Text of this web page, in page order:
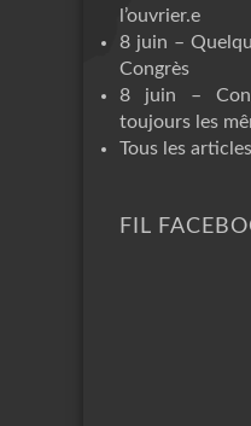
l’ouvrier.e
8 juin –
Congrès
8 juin –
toujours les
Tous les
FIL